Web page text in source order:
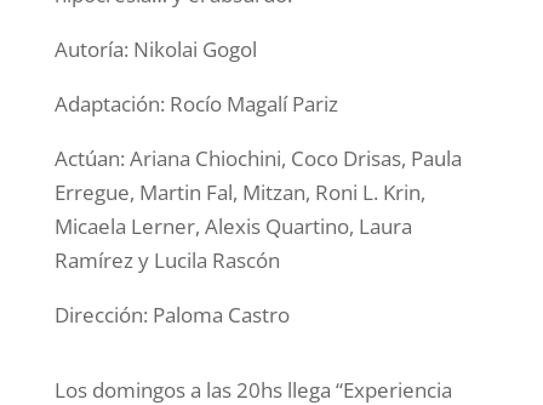
Autoría: Nikolai Gogol
Adaptación: Rocío Magalí Pariz
Actúan: Ariana Chiochini, Coco Drisas, Paula
Erregue, Martin Fal, Mitzan, Roni L. Krin,
Micaela Lerner, Alexis Quartino, Laura
Ramírez y Lucila Rascón
Dirección: Paloma Castro
Los domingos a las 20hs llega “Experiencia